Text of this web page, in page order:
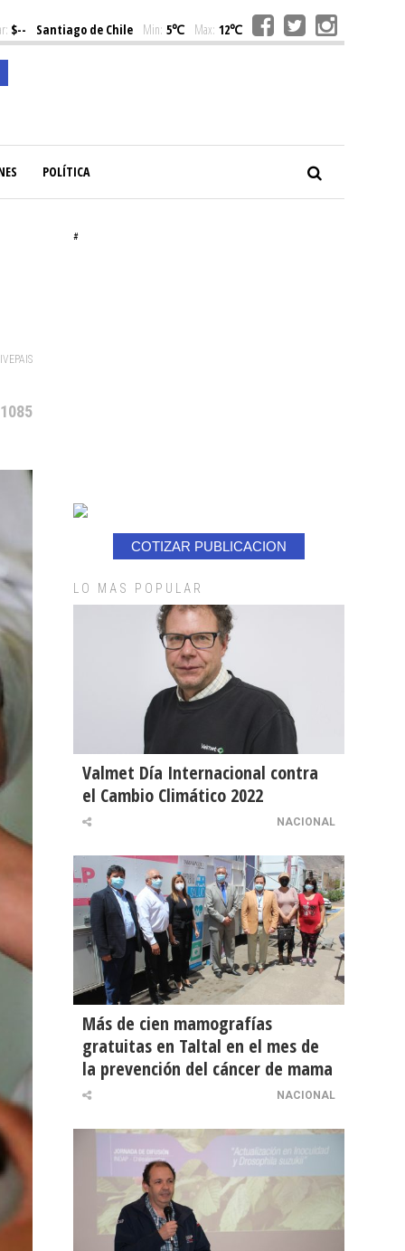
$-- Santiago de Chile Min: 5℃ Max: 12℃
POLÍTICA
#
COTIZAR PUBLICACION
LO MAS POPULAR
Valmet Día Internacional contra
el Cambio Climático 2022
NACIONAL
Más de cien mamografías
gratuitas en Taltal en el mes de
la prevención del cáncer de mama
NACIONAL